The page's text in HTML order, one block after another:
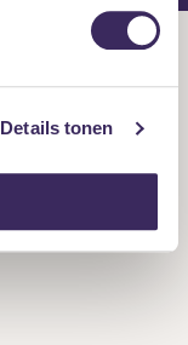
Details tonen